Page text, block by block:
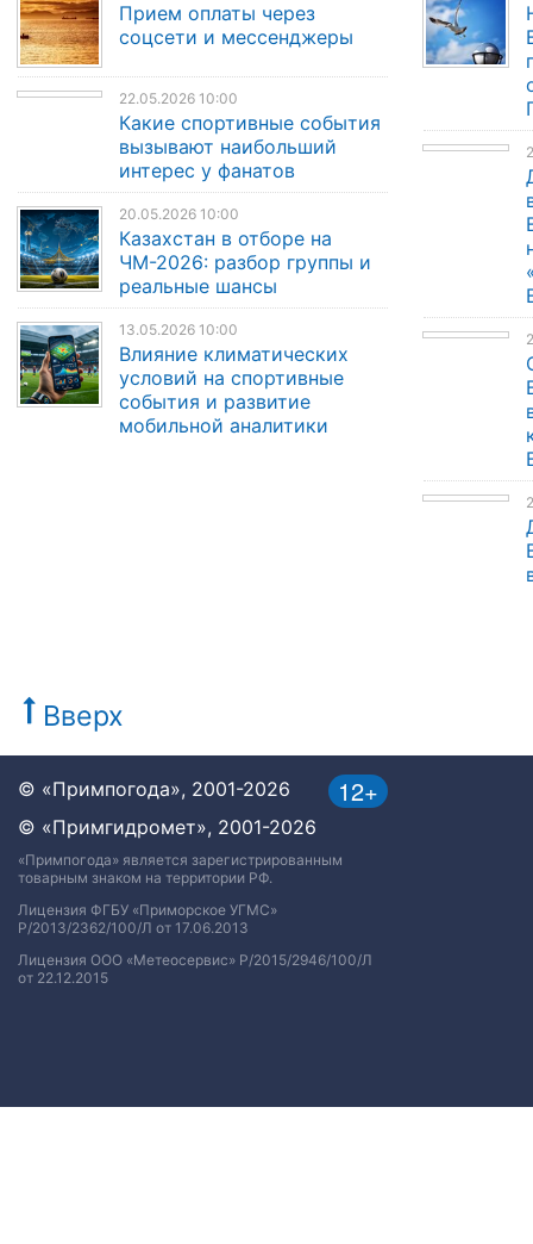
Прием оплаты через
соцсети и мессенджеры
22.05.2026 10:00
Какие спортивные события
вызывают наибольший
интерес у фанатов
20.05.2026 10:00
Казахстан в отборе на
ЧМ-2026: разбор группы и
реальные шансы
13.05.2026 10:00
Влияние климатических
условий на спортивные
события и развитие
мобильной аналитики
Вверх
12+
© «Примпогода», 2001-2026
© «Примгидромет», 2001-2026
«Примпогода» является зарегистрированным
товарным знаком на территории РФ.
Лицензия ФГБУ «Приморское УГМС»
Р/2013/2362/100/Л от 17.06.2013
Лицензия ООО «Метеосервис» Р/2015/2946/100/Л
от 22.12.2015